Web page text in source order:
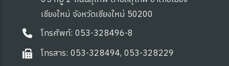
เชียงใหม่ จังหวัดเชียงใหม่ 50200
โทรศัพท์: 053-328496-8
โทรสาร: 053-328494, 053-328229